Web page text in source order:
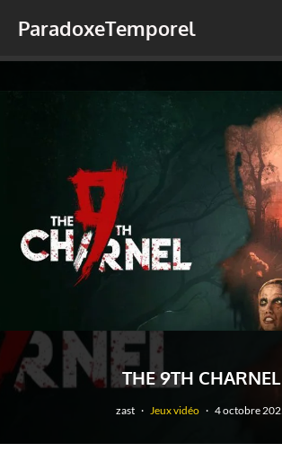
ParadoxeTemporel
THE 9TH CHARNEL
zast · Jeux vidéo · 4 octobre